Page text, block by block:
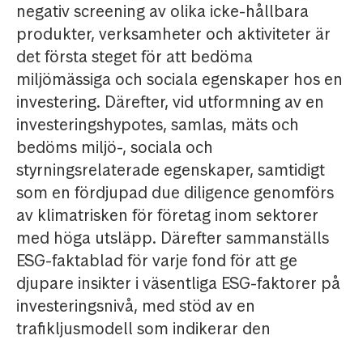
negativ screening av olika icke-hållbara
produkter, verksamheter och aktiviteter är
det första steget för att bedöma
miljömässiga och sociala egenskaper hos en
investering. Därefter, vid utformning av en
investeringshypotes, samlas, mäts och
bedöms miljö-, sociala och
styrningsrelaterade egenskaper, samtidigt
som en fördjupad due diligence genomförs
av klimatrisken för företag inom sektorer
med höga utsläpp. Därefter sammanställs
ESG-faktablad för varje fond för att ge
djupare insikter i väsentliga ESG-faktorer på
investeringsnivå, med stöd av en
trafikljusmodell som indikerar den